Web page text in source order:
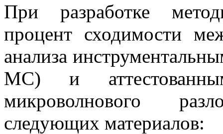
При разработке
процент сходимости
анализа
МС) и
микроволнового
следующих материалов: